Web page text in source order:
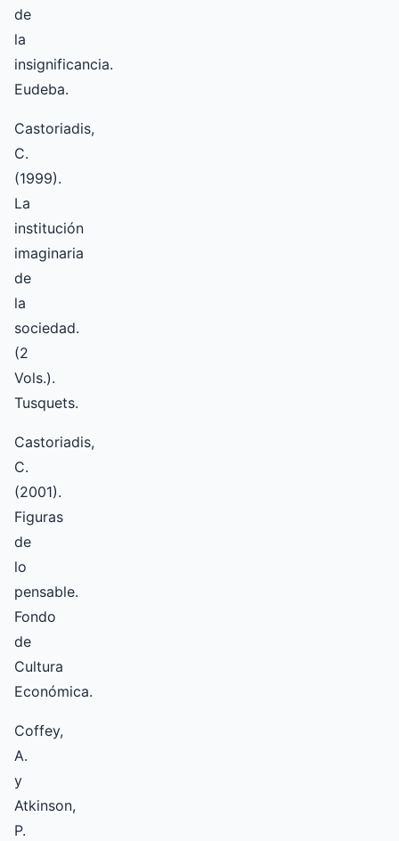
de
la
insignificancia.
Eudeba.
Castoriadis,
C.
(1999).
La
institución
imaginaria
de
la
sociedad.
(2
Vols.).
Tusquets.
Castoriadis,
C.
(2001).
Figuras
de
lo
pensable.
Fondo
de
Cultura
Económica.
Coffey,
A.
y
Atkinson,
P.